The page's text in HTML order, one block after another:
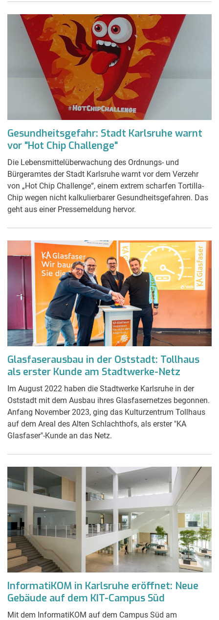
Gesundheitsgefahr: Stadt Karlsruhe warnt
vor "Hot Chip Challenge"
Die Lebensmittelüberwachung des Ordnungs- und
Bürgeramtes der Stadt Karlsruhe warnt vor dem Verzehr
von „Hot Chip Challenge“, einem extrem scharfen Tortilla-
Chip wegen nicht kalkulierbarer Gesundheitsgefahren. Das
geht aus einer Pressemeldung hervor.
Glasfaserausbau in der Oststadt: Tollhaus
als erster Kunde am Stadtwerke-Netz
Im August 2022 haben die Stadtwerke Karlsruhe in der
Oststadt mit dem Ausbau ihres Glasfasernetzes begonnen.
Anfang November 2023, ging das Kulturzentrum Tollhaus
auf dem Areal des Alten Schlachthofs, als erster "KA
Glasfaser"-Kunde an das Netz.
InformatiKOM in Karlsruhe eröffnet: Neue
Gebäude auf dem KIT-Campus Süd
Mit dem InformatiKOM auf dem Campus Süd am